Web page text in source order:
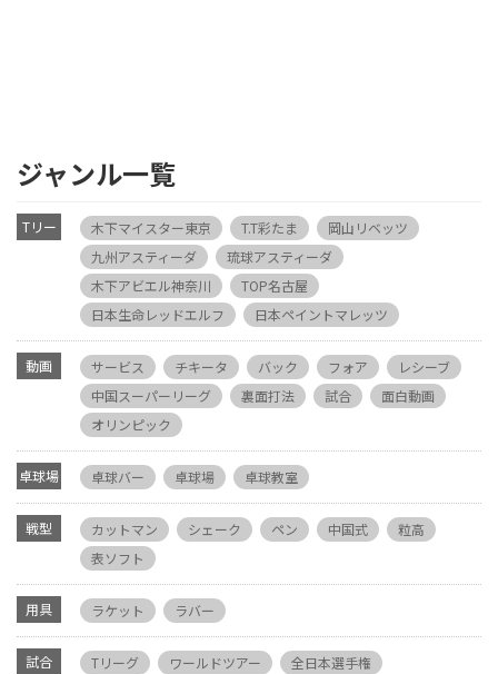
ジャンル一覧
Tリー
木下マイスター東京 T.T彩たま
岡山リベッツ
九州アスティーダ
琉球アスティーダ
木下アビエル神奈川
TOP名古屋
日本生命レッドエルフ
日本ペイントマレッツ
動画 サービス チキータ バック フォア
レシーブ
中国スーパーリーグ
裏面打法 試合
面白動画
オリンピック
卓球場 卓球バー 卓球場 卓球教室
戦型 カットマン シェーク ペン 中国式
粒高
表ソフト
用具 ラケット ラバー
試合 Tリーグ ワールドツアー 全日本選手権